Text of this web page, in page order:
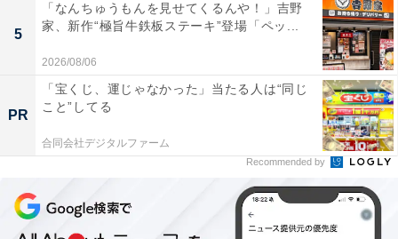
カップには長場雄さん描き下ろしのアートワーク
店舗で粉からつくった打ちたてのうどんを使っており、
モチモチでのどごしの良い麺をテイクアウトでも味わう
ことができます。ピクニックやランチ、お仕事やドライ
ブのお供にもぴったりで、いつでもどこでも手軽に楽し
めます。
カップには、人気アーティストの長場雄さんが描き下ろ
したアートワークを採用。シンプルながら温かみのある
5
「なんちゅうもんを見せてくるんや！」吉野
家、新作“極旨牛鉄板ステーキ”登場「ペッ...
2026/08/06
PR
「宝くじ、運じゃなかった」当たる人は“同じ
こと”してる
合同会社デジタルファーム
Recommended by